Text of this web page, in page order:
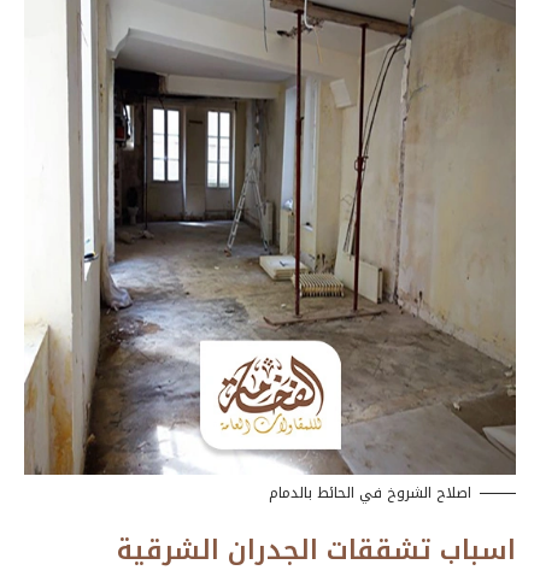
اصلاح الشروخ في الحائط بالدمام
اسباب تشققات الجدران الشرقية